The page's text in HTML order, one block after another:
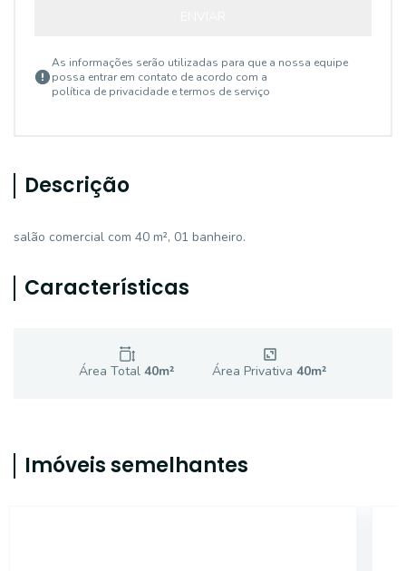
As informações serão utilizadas para que a nossa equipe
possa entrar em contato de acordo com a
política de privacidade e termos de serviço
Descrição
salão comercial com 40 m², 01 banheiro.
Características
Área Total 40m² Área Privativa40m²
Imóveis semelhantes